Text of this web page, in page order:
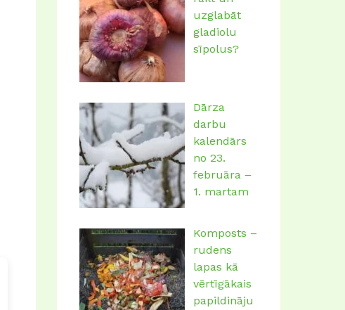
Komposts –
rudens
lapas kā
ms
Ķiploku
stādīšana
rudenī –
kāpēc un
pareizi?